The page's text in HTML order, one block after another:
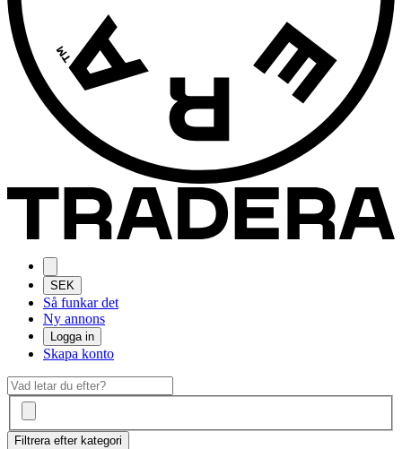
SEK
Så funkar det
Ny annons
Logga in
Skapa konto
Filtrera efter kategori